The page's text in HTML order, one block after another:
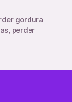
gordura
perder